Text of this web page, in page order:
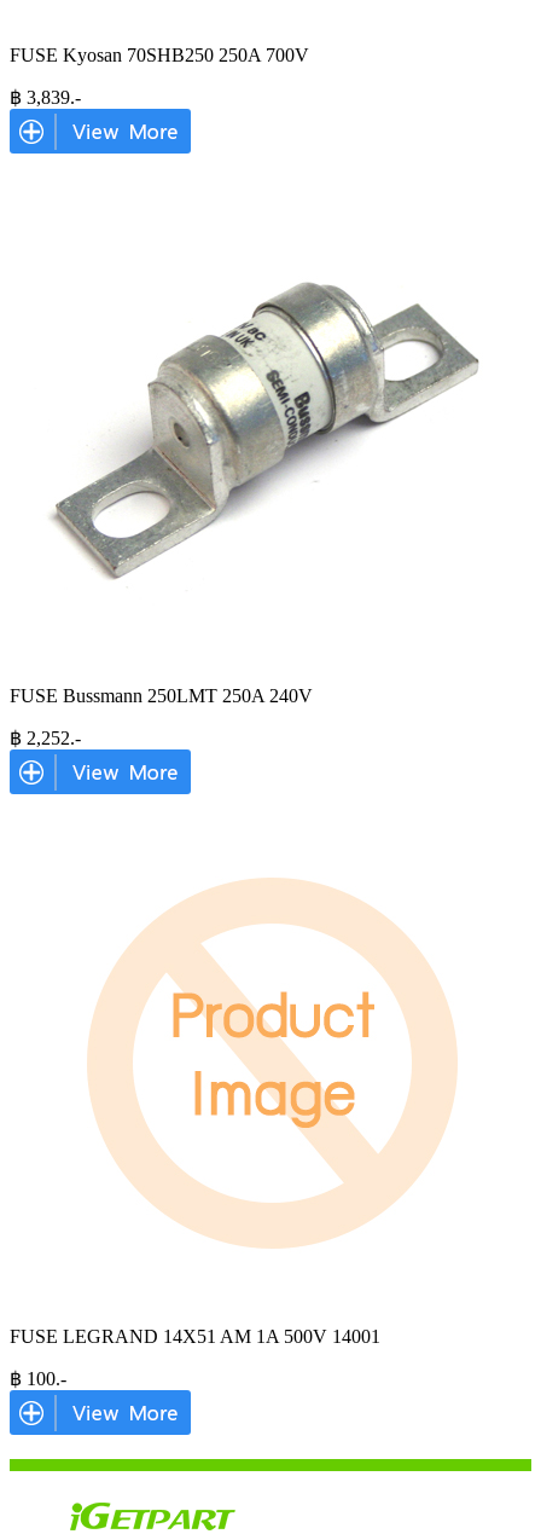
FUSE Kyosan 70SHB250 250A 700V
฿ 3,839.-
FUSE Bussmann 250LMT 250A 240V
฿ 2,252.-
FUSE LEGRAND 14X51 AM 1A 500V 14001
฿ 100.-